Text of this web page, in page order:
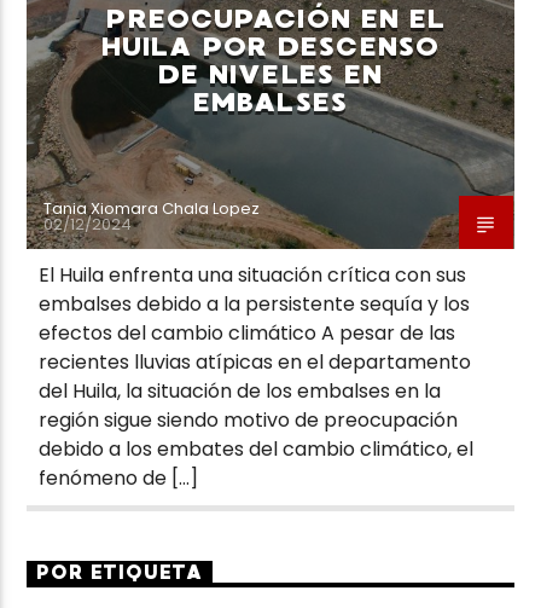
Neiva Estereo
PREOCUPACIÓN EN EL
HUILA POR DESCENSO
DE NIVELES EN
EMBALSES
Tania Xiomara Chala Lopez
02/12/2024
El Huila enfrenta una situación crítica con sus
embalses debido a la persistente sequía y los
efectos del cambio climático A pesar de las
recientes lluvias atípicas en el departamento
del Huila, la situación de los embalses en la
región sigue siendo motivo de preocupación
debido a los embates del cambio climático, el
fenómeno de […]
POR ETIQUETA